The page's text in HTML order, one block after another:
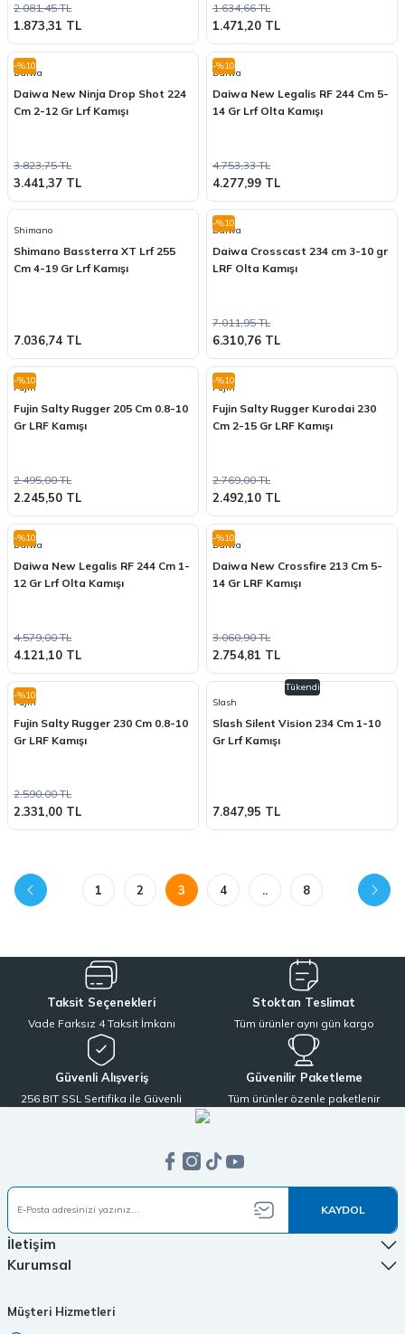
2.081,45 TL
1.873,31 TL
1.634,66 TL
1.471,20 TL
-%10
Daiwa
Daiwa New Ninja Drop Shot 224
Cm 2-12 Gr Lrf Kamışı
3.823,75 TL
3.441,37 TL
-%10
Daiwa
Daiwa New Legalis RF 244 Cm 5-
14 Gr Lrf Olta Kamışı
4.753,33 TL
4.277,99 TL
Shimano
Shimano Bassterra XT Lrf 255
Cm 4-19 Gr Lrf Kamışı
7.036,74 TL
-%10
Daiwa
Daiwa Crosscast 234 cm 3-10 gr
LRF Olta Kamışı
7.011,95 TL
6.310,76 TL
-%10
Fujin
Fujin Salty Rugger 205 Cm 0.8-10
Gr LRF Kamışı
2.495,00 TL
2.245,50 TL
-%10
Fujin
Fujin Salty Rugger Kurodai 230
Cm 2-15 Gr LRF Kamışı
2.769,00 TL
2.492,10 TL
-%10
Daiwa
Daiwa New Legalis RF 244 Cm 1-
12 Gr Lrf Olta Kamışı
4.579,00 TL
4.121,10 TL
-%10
Daiwa
Daiwa New Crossfire 213 Cm 5-
14 Gr LRF Kamışı
3.060,90 TL
2.754,81 TL
-%10
Fujin
Fujin Salty Rugger 230 Cm 0.8-10
Gr LRF Kamışı
2.590,00 TL
2.331,00 TL
Tükendi
Slash
Slash Silent Vision 234 Cm 1-10
Gr Lrf Kamışı
7.847,95 TL
1 2 3 4 .. 8
Taksit Seçenekleri
Vade Farksız 4 Taksit İmkanı
Stoktan Teslimat
Tüm ürünler aynı gün kargo
Güvenli Alışveriş
256 BIT SSL Sertifika ile Güvenli
Güvenilir Paketleme
Tüm ürünler özenle paketlenir
KAYDOL
İletişim
Kurumsal
Müşteri Hizmetleri